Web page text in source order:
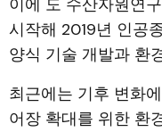
이에 도 수산자원연
시작해 2019년 인공
양식 기술 개발과 환
최근에는 기후 변화
어장 확대를 위한 환